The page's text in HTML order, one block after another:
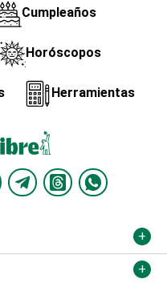
Cumpleaños
Horóscopos
Herramientas